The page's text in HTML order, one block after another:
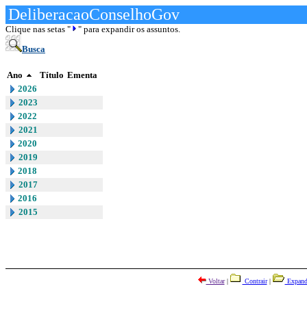
DeliberacaoConselhoGov
Clique nas setas "
" para expandir os assuntos.
Busca
Ano Título Ementa
2026
2023
2022
2021
2020
2019
2018
2017
2016
2015
Voltar| Contrair|